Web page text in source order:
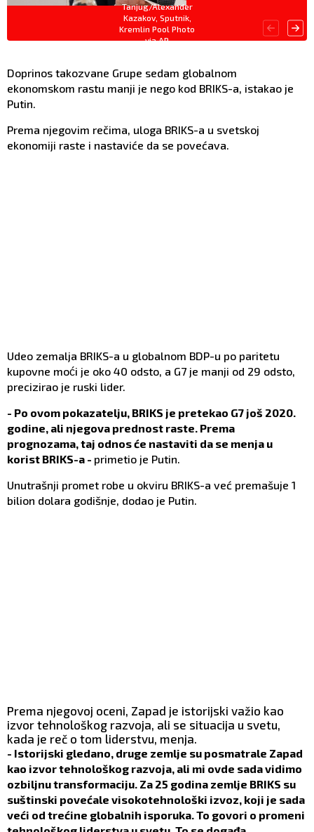
Tanjug/Alexander
Kazakov, Sputnik,
Kremlin Pool Photo
via AP
Doprinos takozvane Grupe sedam globalnom
ekonomskom rastu manji je nego kod BRIKS-a, istakao je
Putin.
Prema njegovim rečima, uloga BRIKS-a u svetskoj
ekonomiji raste i nastaviće da se povećava.
Udeo zemalja BRIKS-a u globalnom BDP-u po paritetu
kupovne moći je oko 40 odsto, a G7 je manji od 29 odsto,
precizirao je ruski lider.
- Po ovom pokazatelju, BRIKS je pretekao G7 još 2020.
godine, ali njegova prednost raste. Prema
prognozama, taj odnos će nastaviti da se menja u
korist BRIKS-a - primetio je Putin.
Unutrašnji promet robe u okviru BRIKS-a već premašuje 1
bilion dolara godišnje, dodao je Putin.
Prema njegovoj oceni, Zapad je istorijski važio kao
izvor tehnološkog razvoja, ali se situacija u svetu,
kada je reč o tom liderstvu, menja.
- Istorijski gledano, druge zemlje su posmatrale Zapad
kao izvor tehnološkog razvoja, ali mi ovde sada vidimo
ozbiljnu transformaciju. Za 25 godina zemlje BRIKS su
suštinski povećale visokotehnološki izvoz, koji je sada
veći od trećine globalnih isporuka. To govori o promeni